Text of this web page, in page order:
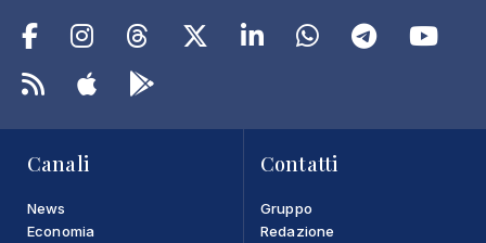
Canali
News
Economia
Contatti
Gruppo
Redazione